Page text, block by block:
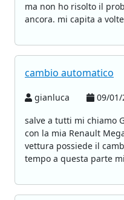
ma non ho risolto il
ancora. mi capita a
cambio automatico
gianluca
09/01/
salve a tutti mi chiamo
con la mia Renault
vettura possiede il
tempo a questa parte